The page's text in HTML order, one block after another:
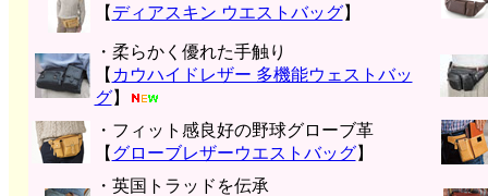
【 ディアスキン ウエストバッグ】
・柔らかく優れた手触り
【 カウハイドレザー 多機能ウェストバッ
グ】
・フィット感良好の野球グローブ革
【 グローブレザーウエストバッグ】
・英国トラッドを伝承